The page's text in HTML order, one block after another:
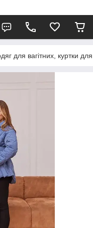
для вагітних, куртки